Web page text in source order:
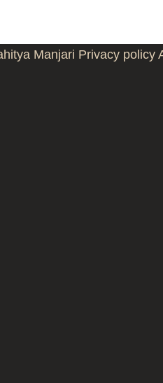
Manjari Privacy policy